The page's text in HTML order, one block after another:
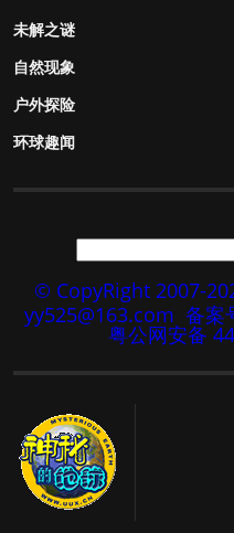
未解之谜
自然现象
户外探险
环球趣闻
© CopyRight 2007-
yy525@163.com 备案
粤公网安备